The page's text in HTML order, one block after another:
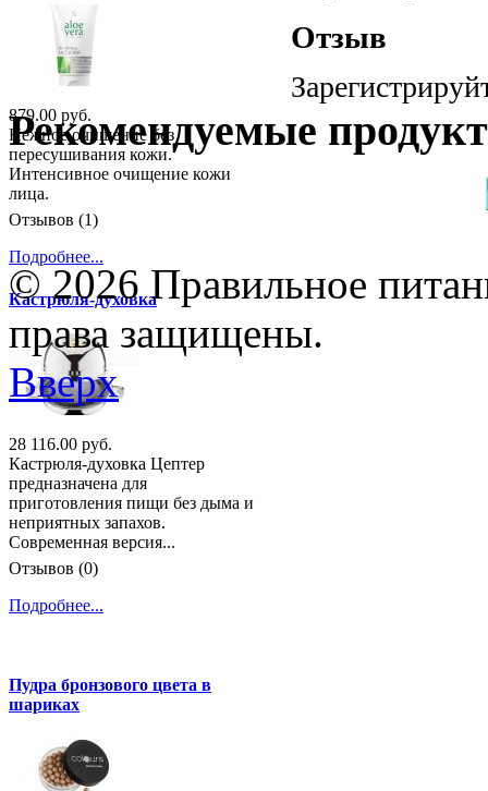
Отзыв
879.00 руб.
Нежное очищение без
пересушивания кожи.
Интенсивное очищение кожи
лица.
Отзывов (1)
Подробнее...
Кастрюля-духовка
28 116.00 руб.
Кастрюля-духовка Цептер
предназначена для
приготовления пищи без дыма и
неприятных запахов.
Современная версия...
Отзывов (0)
Подробнее...
Пудра бронзового цвета в
шариках
Рекомендуемые
© 2026 Правильное
права защищены.
Вверх